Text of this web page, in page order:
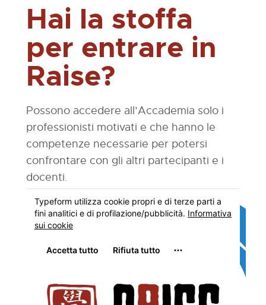
Hai la stoffa
per entrare in
Raise?
Possono accedere all’Accademia solo i
professionisti motivati e che hanno le
competenze necessarie per potersi
confrontare con gli altri partecipanti e i
docenti.